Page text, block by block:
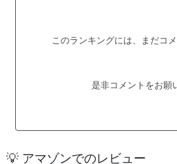
このランキングには、まだコ
是非コメントをお願
💡 アマゾンでのレビュー